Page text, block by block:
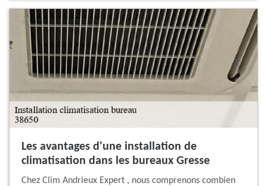
Les avantages d'une installation de
climatisation dans les bureaux Gresse
Chez Clim Andrieux Expert , nous comprenons combien